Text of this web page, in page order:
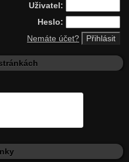
Uživatel:
Heslo:
Nemáte účet?